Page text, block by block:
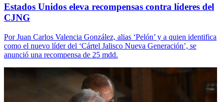
Estados Unidos eleva recompensas contra líderes del
CJNG
Por Juan Carlos Valencia González, alias ‘Pelón’ y a quien identifica
como el nuevo líder del ‘Cártel Jalisco Nueva Generación’, se
anunció una recompensa de 25 mdd.